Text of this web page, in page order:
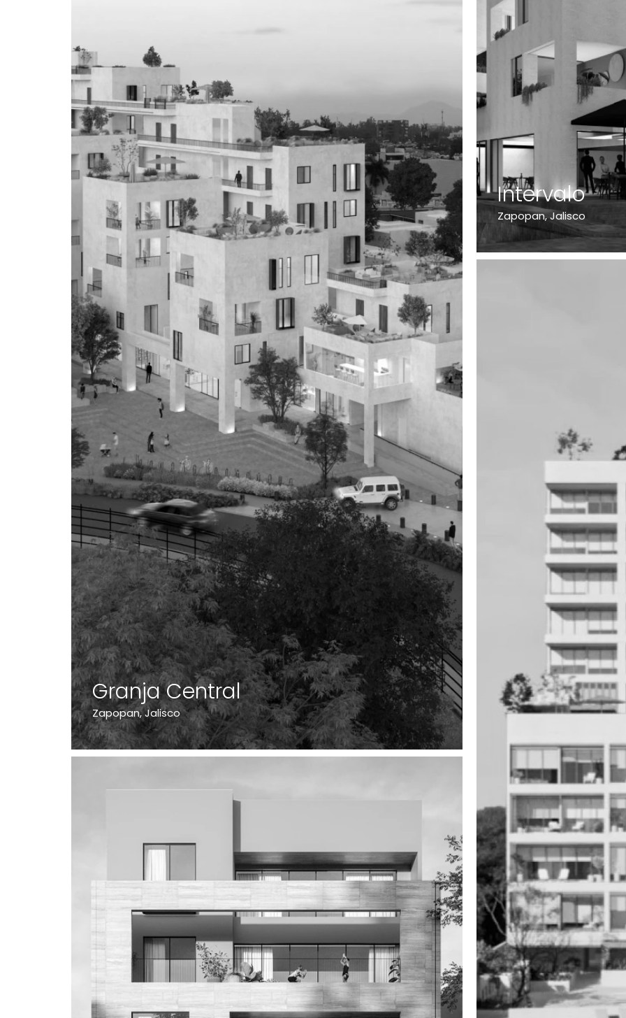
Granja Central
Zapopan, Jalisco
Intervalo
Zapopan, Jalisco